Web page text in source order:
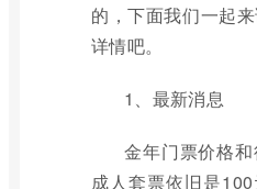
的，下面我们一起
详情吧。
1、最新消息
金年门票价格和
成人套票依旧是